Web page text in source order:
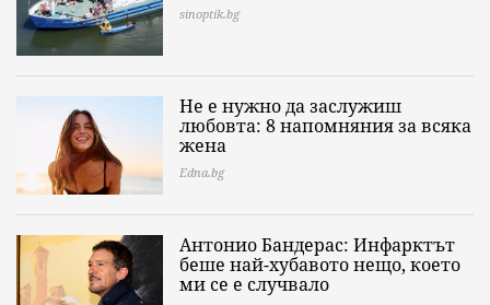
sinoptik.bg
Не е нужно да заслужиш
любовта: 8 напомняния за всяка
жена
Edna.bg
Антонио Бандерас: Инфарктът
беше най-хубавото нещо, което
ми се е случвало